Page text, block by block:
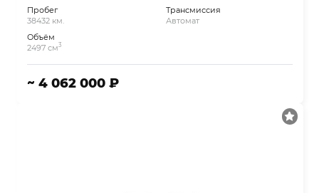
Пробег
38432 км.
Объём
2497 см3
Трансмиссия
Автомат
~ 4 062 000 ₽